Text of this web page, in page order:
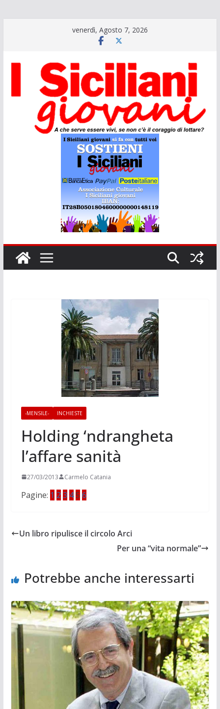
venerdì, Agosto 7, 2026
-MENSILE- INCHIESTE
Holding ‘ndrangheta
l’affare sanità
27/03/2013 Carmelo Catania
Pagine: 1 2 3 45 6
Un libro ripulisce il circolo Arci
Per una “vita normale”
Potrebbe anche interessarti